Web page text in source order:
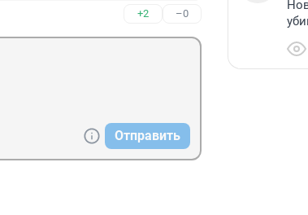
+2 –0
Отправить